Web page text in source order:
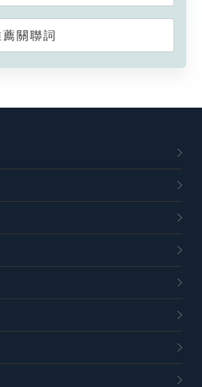
薦關聯詞